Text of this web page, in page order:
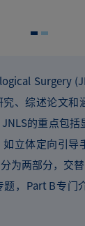
Surgery
、综述论文和
的重点包括
立体定向引导
为两部分，交
，Part B专门